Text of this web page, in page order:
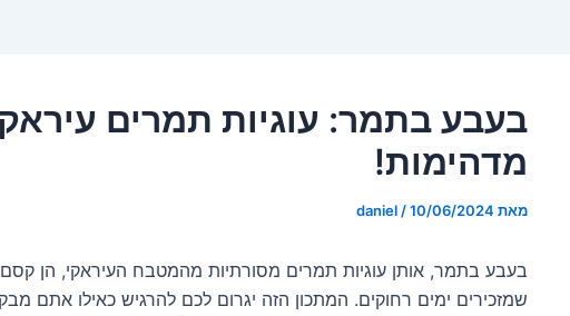
בעבע בתמר: עוגיות תמרים
מדהימות!
מאת daniel /10/06/2024
בעבע בתמר, אותן עוגיות תמרים מסורתיות מהמטבח העיראקי, הן
שמזכירים ימים רחוקים. המתכון הזה יגרום לכם להרגיש כאילו אתם